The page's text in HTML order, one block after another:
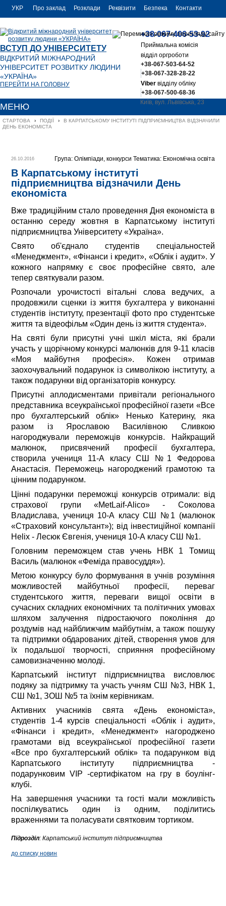
УКР
ENG
Про заклад Розклади Реквізити Безпека Контакти
ВСТУП ДО УНІВЕРСИТЕТУ
ВІДКРИТИЙ МІЖНАРОДНИЙ
УНІВЕРСИТЕТ РОЗВИТКУ ЛЮДИНИ
«УКРАЇНА»
ПЕРЕЙТИ НА ГОЛОВНУ
+38-067-406-53-92
Приймальна комісія
відділ оргроботи
+38-067-503-64-52
+38-067-328-28-22
Viberвідділу обліку
+38-067-500-68-36
Київ, вул. Львівська, 23
МЕНЮ
СТАРТОВА › ПОДІЇ ›
В КАРПАТСЬКОМУ ІНСТИТУТІ ПІДПРИЄМНИЦТВА ВІДЗНАЧИЛИ
ДЕНЬ ЕКОНОМІСТА
Група: Олімпіади, конкурси Тематика: Економічна освіта
26.10.2016
В Карпатському інституті
підприємництва відзначили День
економіста
Вже традиційним стало проведення Дня економіста в
останню середу жовтня в Карпатському інституті
підприємництва Університету «Україна».
Свято об'єднало студентів спеціальностей
«Менеджмент», «Фінанси і кредит», «Облік і аудит». У
кожного напрямку є своє професійне свято, але
тепер святкували разом.
Розпочали урочистості вітальні слова ведучих, а
продовжили сценки із життя бухгалтера у виконанні
студентів інституту, презентації фото про студентське
життя та відеофільм «Один день із життя студента».
На святі були присутні учні шкіл міста, які брали
участь у щорічному конкурсі малюнків для 9-11 класів
«Моя майбутня професія». Кожен отримав
заохочувальний подарунок із символікою інституту, а
також подарунки від організаторів конкурсу.
Присутні аплодисментами привітали регіонального
представника всеукраїнської професійної газети «Все
про бухгалтерський облік» Ненько Катерину, яка
разом із Ярославою Василівною Сливкою
нагороджували переможців конкурсів. Найкращий
малюнок, присвячений професії бухгалтера,
створила учениця 11-А класу СШ №1 Федорова
Анастасія. Переможець нагороджений грамотою та
цінним подарунком.
Цінні подарунки переможці конкурсів отримали: від
страхової групи «MetLaif-Alico» - Соколова
Владислава, учениця 10-А класу СШ №1 (малюнок
«Страховий консультант»); від інвестиційної компанії
Helix - Лесюк Євгенія, учениця 10-А класу СШ №1.
Головним переможцем став учень НВК 1 Томищ
Василь (малюнок «Феміда правосуддя»).
Метою конкурсу було формування в учнів розуміння
можливостей майбутньої професії, переваг
студентського життя, переваги вищої освіти в
сучасних складних економічних та політичних умовах
шляхом залучення підростаючого покоління до
роздумів над найближчим майбутнім, а також пошуку
та підтримки обдарованих дітей, створення умов для
їх подальшої творчості, сприяння професійному
самовизначенню молоді.
Карпатський інститут підприємництва висловлює
подяку за підтримку та участь учням СШ №3, НВК 1,
СШ №1, ЗОШ №5 та їхнім керівникам.
Активних учасників свята «День економіста»,
студентів 1-4 курсів спеціальності «Облік і аудит»,
«Фінанси і кредит», «Менеджмент» нагороджено
грамотами від всеукраїнської професійної газети
«Все про бухгалтерський облік» та подарунком від
Карпатського інституту підприємництва -
подарунковим VIP -сертифікатом на гру в боулінг-
клубі.
На завершення учасники та гості мали можливість
поспілкуватись один із одним, поділитись
враженнями та поласувати святковим тортиком.
Підрозділ:Карпатський інститут підприємництва
до списку новин